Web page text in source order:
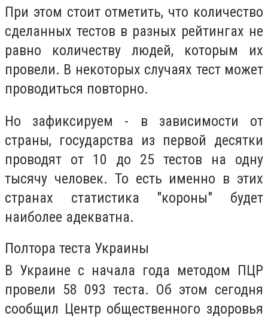
При этом стоит отметить, что количество
сделанных тестов в разных рейтингах не
равно количеству людей, которым их
провели. В некоторых случаях тест может
проводиться повторно.
Но зафиксируем - в зависимости от
страны, государства из первой десятки
проводят от 10 до 25 тестов на одну
тысячу человек. То есть именно в этих
странах статистика "короны" будет
наиболее адекватна.
Полтора теста Украины
В Украине с начала года методом ПЦР
провели 58 093 теста. Об этом сегодня
сообщил Центр общественного здоровья